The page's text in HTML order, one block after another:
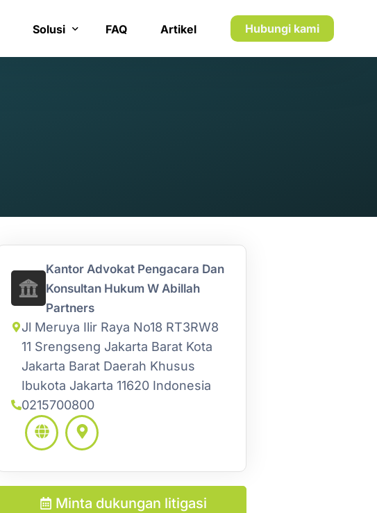
Solusi FAQ Artikel Hubungi kami
Kantor Advokat Pengacara Dan
Konsultan Hukum W Abillah
Partners
Jl Meruya Ilir Raya No18 RT3RW8
11 Srengseng Jakarta Barat Kota
Jakarta Barat Daerah Khusus
Ibukota Jakarta 11620 Indonesia
0215700800
Minta dukungan litigasi